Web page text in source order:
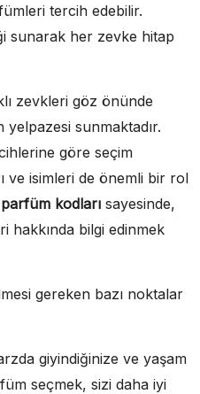
tercih edebilir.
sunarak her zevke hitap
zevkleri göz önünde
sunmaktadır.
göre seçim
ve isimleri de önemli bir rol
kodları sayesinde,
hakkında bilgi edinmek
gereken bazı noktalar
giyindiğinize ve yaşam
seçmek, sizi daha iyi